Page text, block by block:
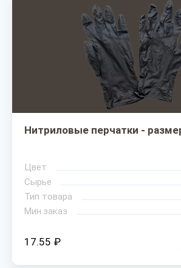
Нитриловые перчатки -
Цвет
Сырье
Тип товара
Мин.заказ
17.55 ₽